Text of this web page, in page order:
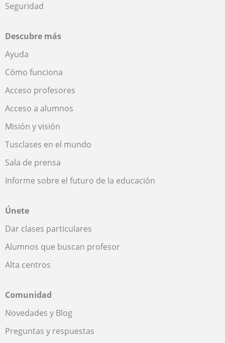
Seguridad
Descubre más
Ayuda
Cómo funciona
Acceso profesores
Acceso a alumnos
Misión y visión
Tusclases en el mundo
Sala de prensa
Informe sobre el futuro de la educación
Únete
Dar clases particulares
Alumnos que buscan profesor
Alta centros
Comunidad
Novedades y Blog
Preguntas y respuestas